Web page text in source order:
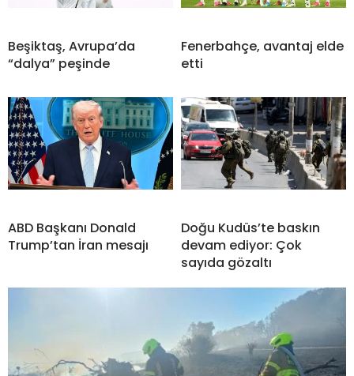
Beşiktaş, Avrupa’da
“dalya” peşinde
Fenerbahçe, avantaj elde
etti
ABD Başkanı Donald
Trump’tan İran mesajı
Doğu Kudüs’te baskın
devam ediyor: Çok
sayıda gözaltı